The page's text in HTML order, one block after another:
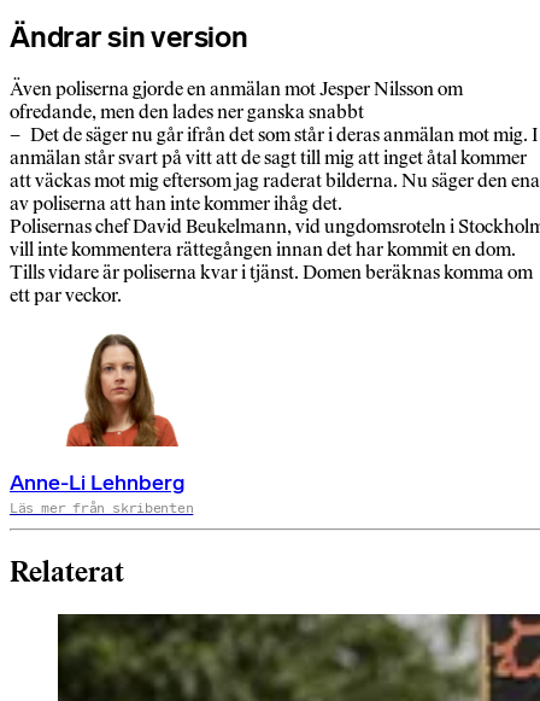
Ändrar sin version
Även poliserna gjorde en anmälan mot Jesper Nilsson om
ofredande, men den lades ner ganska snabbt
– Det de säger nu går ifrån det som står i deras anmälan mot mig. I
anmälan står svart på vitt att de sagt till mig att inget åtal kommer
att väckas mot mig eftersom jag raderat bilderna. Nu säger den ena
av poliserna att han inte kommer ihåg det.
Polisernas chef David Beukelmann, vid ungdomsroteln i
vill inte kommentera rättegången innan det har kommit en dom.
Tills vidare är poliserna kvar i tjänst. Domen beräknas komma om
ett par veckor.
Anne-Li Lehnberg
Läs mer från skribenten
Relaterat